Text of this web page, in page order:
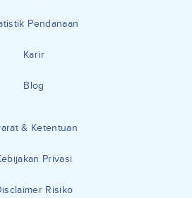
Pendanaan
Karir
Blog
& Ketentuan
Privasi
Risiko